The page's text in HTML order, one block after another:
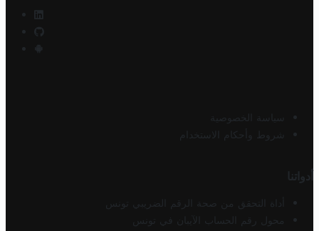
سياسة الخصوصية
شروط وأحكام الاستخدام
أدواتنا
أداة التحقق من صحة الرقم الضريبي تونس
محول رقم الحساب الآيبان في تونس